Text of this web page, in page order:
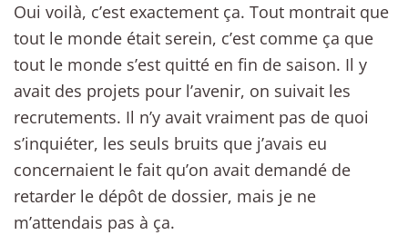
Oui voilà, c’est exactement ça. Tout montrait que
tout le monde était serein, c’est comme ça que
tout le monde s’est quitté en fin de saison. Il y
avait des projets pour l’avenir, on suivait les
recrutements. Il n’y avait vraiment pas de quoi
s’inquiéter, les seuls bruits que j’avais eu
concernaient le fait qu’on avait demandé de
retarder le dépôt de dossier, mais je ne
m’attendais pas à ça.